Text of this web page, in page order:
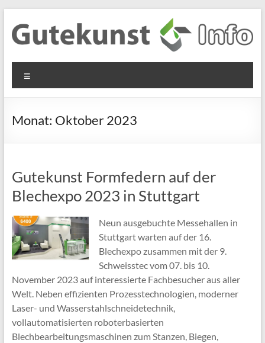
Inhalt
springen
Gutekunst
Formfedern
GmbH
Informationen
Flachmaterial
Monat: Oktober 2023
Gutekunst Formfedern auf der
Blechexpo 2023 in Stuttgart
Neun ausgebuchte Messehallen in
Stuttgart warten auf der 16.
Blechexpo zusammen mit der 9.
Schweisstec vom 07. bis 10.
November 2023 auf interessierte Fachbesucher aus aller
Welt. Neben effizienten Prozesstechnologien, moderner
Laser- und Wasserstahlschneidetechnik,
vollautomatisierten roboterbasierten
Blechbearbeitungsmaschinen zum Stanzen, Biegen,